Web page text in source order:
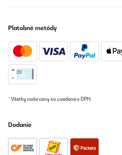
Platobné metódy
* Všetky naše ceny sú uvedené s DPH.
Dodanie